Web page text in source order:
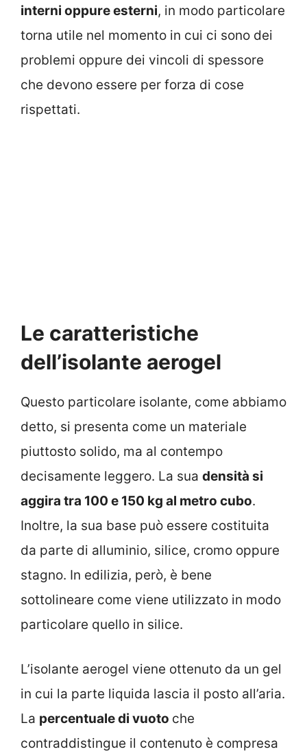
interni oppure esterni, in modo particolare
torna utile nel momento in cui ci sono dei
problemi oppure dei vincoli di spessore
che devono essere per forza di cose
rispettati.
Le caratteristiche
dell’isolante aerogel
Questo particolare isolante, come abbiamo
detto, si presenta come un materiale
piuttosto solido, ma al contempo
decisamente leggero. La sua densità si
aggira tra 100 e 150 kg al metro cubo.
Inoltre, la sua base può essere costituita
da parte di alluminio, silice, cromo oppure
stagno. In edilizia, però, è bene
sottolineare come viene utilizzato in modo
particolare quello in silice.
L’isolante aerogel viene ottenuto da un gel
in cui la parte liquida lascia il posto all’aria.
La percentuale di vuoto che
contraddistingue il contenuto è compresa